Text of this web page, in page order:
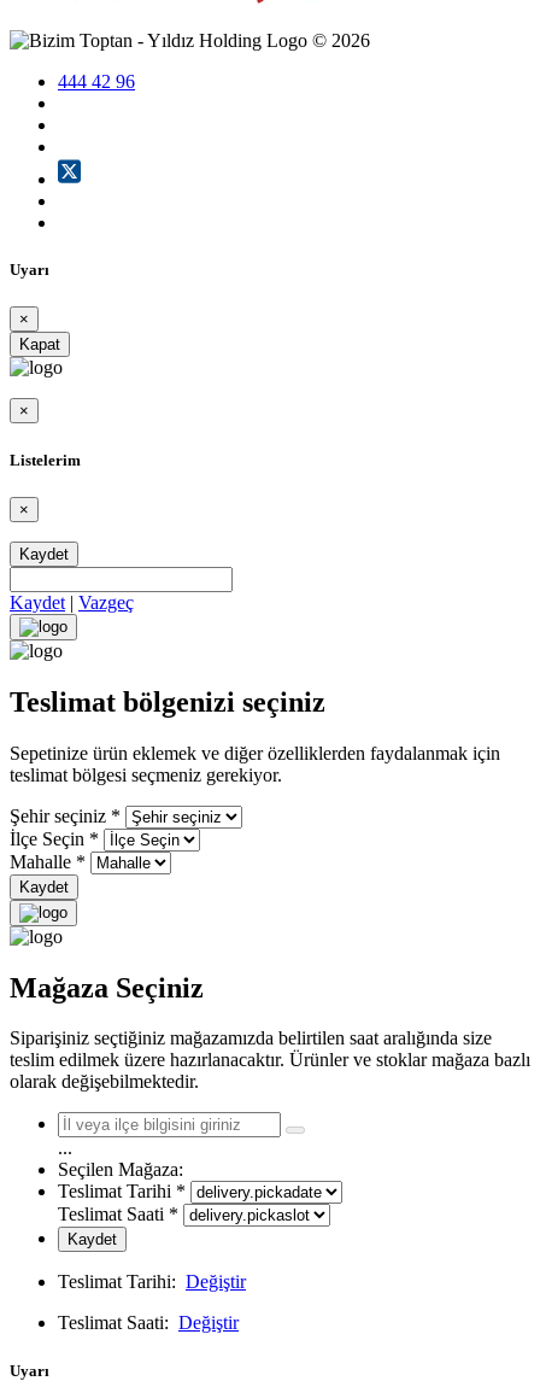
© 2026
444 42 96
Uyarı
×
Kapat
×
Listelerim
×
Kaydet
Kaydet | Vazgeç
Teslimat bölgenizi seçiniz
Sepetinize ürün eklemek ve diğer özelliklerden faydalanmak için
teslimat bölgesi seçmeniz gerekiyor.
Şehir seçiniz *
İlçe Seçin *
Mahalle *
Kaydet
Mağaza Seçiniz
Siparişiniz seçtiğiniz mağazamızda belirtilen saat aralığında size
teslim edilmek üzere hazırlanacaktır. Ürünler ve stoklar mağaza bazlı
olarak değişebilmektedir.
...
Seçilen Mağaza:
Teslimat Tarihi *
Teslimat Saati *
Kaydet
Teslimat Tarihi: Değiştir
Teslimat Saati: Değiştir
Uyarı